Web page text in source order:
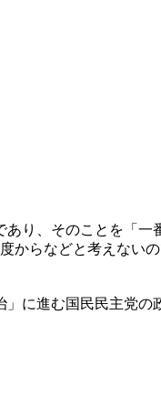
り、そのことを「一
からなどと考えない
に進む国民民主党の